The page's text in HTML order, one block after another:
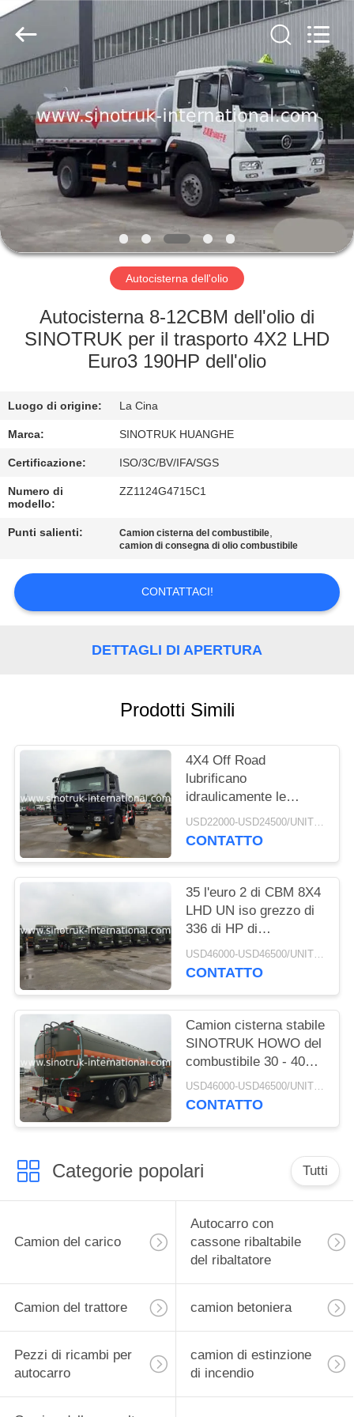
CASA.
PRODOTTI
DI
NOI
ALLA
FABBRICA
DELLA
QUALITÀ
CONTATTACI
CHIEDI
PREVENTIVO
POLITICA
SULLA
PRIVACY
SINOTRUK
INTERNATIONAL
LTD..
Reserved.
Autocisterna dell'olio
Autocisterna 8-12CBM dell'olio di
SINOTRUK per il trasporto 4X2 LHD
Euro3 190HP dell'olio
Luogo di origine: La Cina
Marca: SINOTRUK HUANGHE
Certificazione: ISO/3C/BV/IFA/SGS
Numero di
modello:
ZZ1124G4715C1
Punti salienti: Camion cisterna del combustibile,
camion di consegna di olio combustibile
CONTATTACI!
DETTAGLI DI APERTURA
Prodotti Simili
4X4 Off Road
lubrificano
idraulicamente le
autocisterne/la frizione
del camion del
USD22000-USD24500/UNIT)negotiation MOQ:1 UNITÀ
CONTATTO
35 l'euro 2 di CBM 8X4
LHD UN iso grezzo di
336 di HP di
stoccaggio di petrolio
camion cisterna della
USD46000-USD46500/UNIT)negotiation MOQ:1 UNITÀ
CONTATTO
Camion cisterna stabile
SINOTRUK HOWO del
combustibile 30 - 40
tonnellate per il
trasporto 8X4 RHD
USD46000-USD46500/UNIT)negotiation MOQ:1 UNITÀ
CONTATTO
Categorie popolari Tutti
Camion del carico
Autocarro con
cassone ribaltabile
del ribaltatore
Camion del trattore camion betoniera
Pezzi di ricambi per
autocarro
camion di estinzione
di incendio